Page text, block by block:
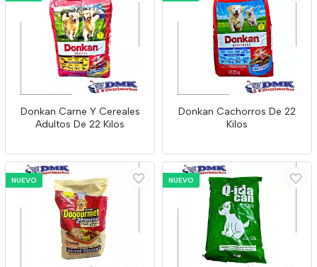
Donkan Carne Y Cereales
Adultos De 22 Kilos
Donkan Cachorros De 22
Kilos
NUEVO NUEVO